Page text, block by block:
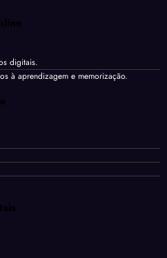
digitais.
à aprendizagem e memorização.